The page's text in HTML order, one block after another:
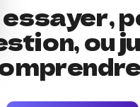
essayer,
ou